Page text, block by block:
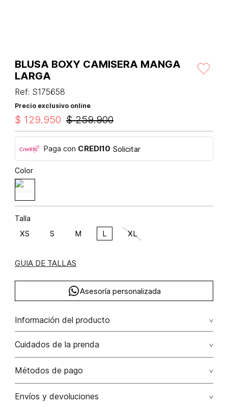
BLUSA BOXY CAMISERA MANGA
LARGA
Ref: S175658
Precio exclusivo online
$ 259.900
$ 129.950
Paga con CREDI10 Solicitar
Color
Talla
XS S M L XL
GUIA DE TALLAS
Asesoría personalizada
Información del producto
Blusa boxy camisera manga larga poliéster 95% elastano 5%
95.00% poliéster/polyester5.00% elastano/elastane
Cuidados de la prenda
Lavado profesional en seco los tonos oscuros sueltan
No lavar
Métodos de pago
Tarjetas de crédito: Visa, Dinners, Master Card y American
Envíos y devoluciones